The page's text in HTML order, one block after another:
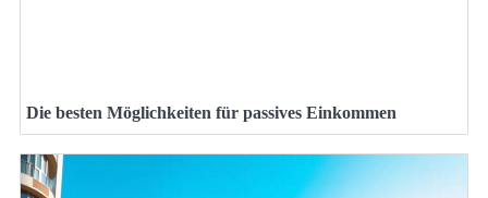
Die besten Möglichkeiten für passives Einkommen